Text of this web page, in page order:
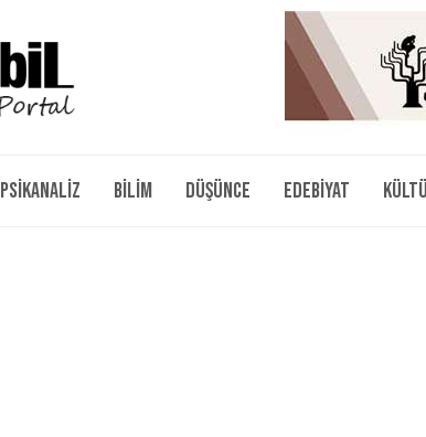
Psikanaliz Bilim Düşünce Edebiyat